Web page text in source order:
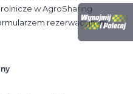
w AgroSharing
rezerwacyjnym.